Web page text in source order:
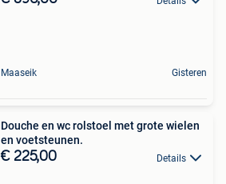
Maaseik Gisteren
Douche en wc rolstoel met grote wielen
en voetsteunen.
€ 225,00 Details